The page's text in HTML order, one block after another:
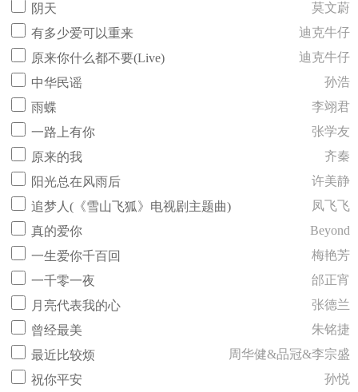
阴天
莫文蔚
有多少爱可以重来
迪克牛仔
原来你什么都不要(Live)
迪克牛仔
中华民谣
孙浩
雨蝶
李翊君
一路上有你
张学友
原来的我
齐秦
阳光总在风雨后
许美静
追梦人(《雪山飞狐》电视剧主题曲)
凤飞飞
真的爱你
Beyond
一生爱你千百回
梅艳芳
一千零一夜
邰正宵
月亮代表我的心
张德兰
曾经最美
朱铭捷
最近比较烦
周华健&品冠&李宗盛
祝你平安
孙悦